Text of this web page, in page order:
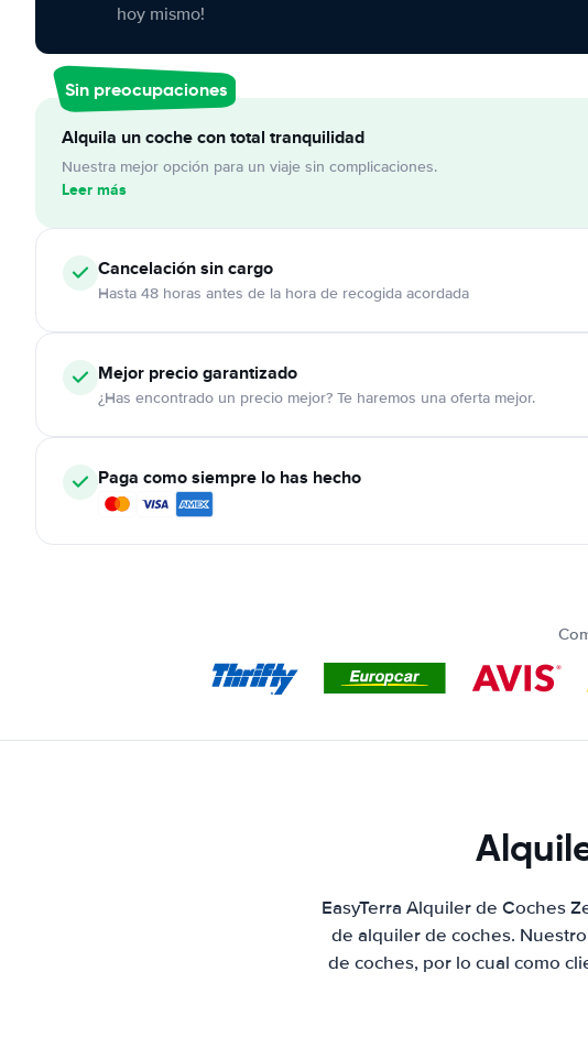
hoy mismo!
Sin preocupaciones
Alquila un coche con total tranquilidad
Nuestra mejor opción para un viaje sin complicaciones.
Leer más
Cancelaciónsin cargo
Hasta 48 horas antes de la hora de recogida acordada
Mejor precio garantizado
¿Has encontrado un precio mejor? Te haremos una oferta mejor.
Paga como siempre lo has hecho
EasyTerra Alquiler de Coches
de alquiler de coches.
de coches, por lo cual como